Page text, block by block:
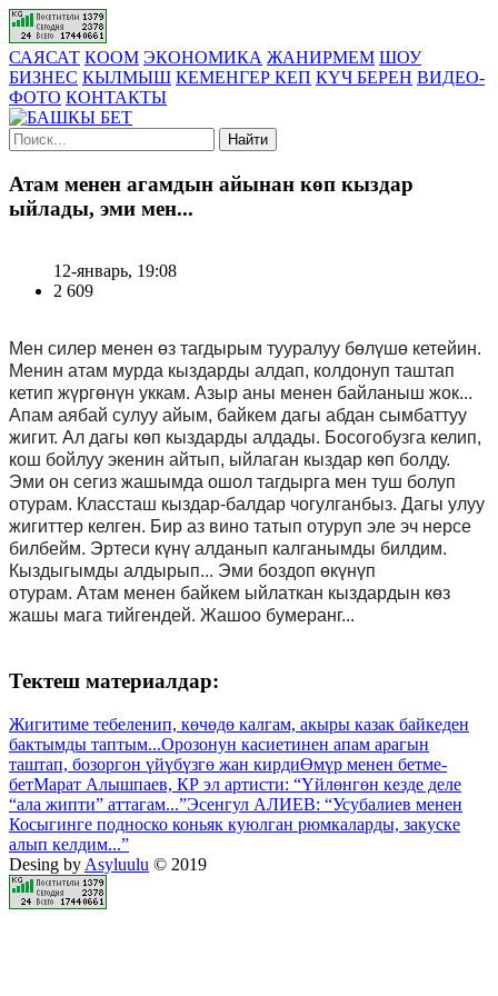
САЯСАТ КООМ ЭКОНОМИКА ЖАНИРМЕМ ШОУ
БИЗНЕС КЫЛМЫШ КЕМЕНГЕР КЕП КҮЧ БЕРЕН ВИДЕО-
ФОТО КОНТАКТЫ
Найти
Атам менен агамдын айынан көп кыздар
ыйлады, эми мен...
12-январь, 19:08
2 609
Мен силер менен өз тагдырым тууралуу бөлүшө кетейин.
Менин атам мурда кыздарды алдап, колдонуп таштап
кетип жүргөнүн уккам. Азыр аны менен байланыш жок...
Апам аябай сулуу айым, байкем дагы абдан сымбаттуу
жигит. Ал дагы көп кыздарды алдады. Босогобузга келип,
кош бойлуу экенин айтып, ыйлаган кыздар көп болду.
Эми он сегиз жашымда ошол тагдырга мен туш болуп
отурам. Классташ кыздар-балдар чогулганбыз. Дагы улуу
жигиттер келген. Бир аз вино татып отуруп эле эч нерсе
билбейм. Эртеси күнү алданып калганымды билдим.
Кыздыгымды алдырып... Эми боздоп өкүнүп
отурам. Атам менен байкем ыйлаткан кыздардын көз
жашы мага тийгендей. Жашоо бумеранг...
Тектеш материалдар:
Жигитиме тебеленип, көчөдө калгам, акыры казак байкеден
бактымды таптым...Орозонун касиетинен апам арагын
таштап, бозоргон үйүбүзгө жан кирдиӨмүр менен бетме-
бетМарат Алышпаев, КР эл артисти: “Үйлөнгөн кезде деле
“ала жипти” аттагам...”Эсенгул АЛИЕВ: “Усубалиев менен
Косыгинге подноско коньяк куюлган рюмкаларды, закуске
алып келдим...”
Desing by Asyluulu © 2019